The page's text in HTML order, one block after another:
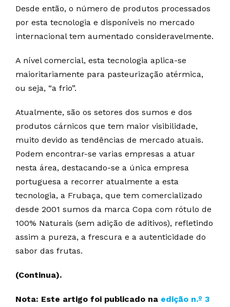
Desde então, o número de produtos processados
por esta tecnologia e disponíveis no mercado
internacional tem aumentado consideravelmente.
A nível comercial, esta tecnologia aplica-se
maioritariamente para pasteurização atérmica,
ou seja, “a frio”.
Atualmente, são os setores dos sumos e dos
produtos cárnicos que tem maior visibilidade,
muito devido as tendências de mercado atuais.
Podem encontrar-se varias empresas a atuar
nesta área, destacando-se a única empresa
portuguesa a recorrer atualmente a esta
tecnologia, a Frubaça, que tem comercializado
desde 2001 sumos da marca Copa com rótulo de
100% Naturais (sem adição de aditivos), refletindo
assim a pureza, a frescura e a autenticidade do
sabor das frutas.
(Continua).
Nota: Este artigo foi publicado na edição n.º 3